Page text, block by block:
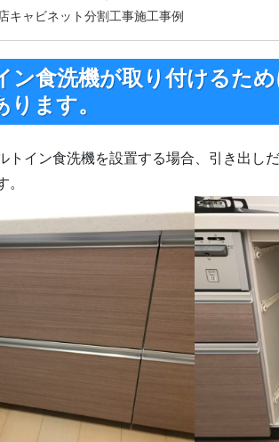
キャビネット分割工事施工事例
ン食洗機が取り付けるた
ります。
トイン食洗機を設置する場合、引き出し
。